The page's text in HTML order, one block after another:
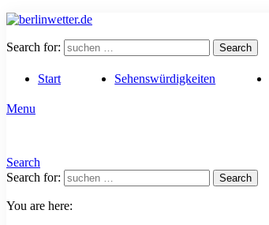
Search for: Search
Start Sehenswürdigkeiten
Menu
Search
Search for:
Search
You are here: